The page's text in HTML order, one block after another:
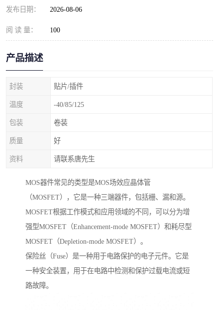
发布日期： 2026-08-06
阅 读 量： 100
产品描述
封装 贴片/插件
温度 -40/85/125
包装 卷装
质量 好
资料 请联系唐先生
MOS器件常见的类型是MOS场效应晶体管
（MOSFET），它是一种三端器件，包括栅、漏和源。
MOSFET根据工作模式和应用领域的不同，可以分为增
强型MOSFET（Enhancement-mode MOSFET）和耗尽型
MOSFET（Depletion-mode MOSFET）。
保险丝（Fuse）是一种用于电路保护的电子元件。它是
一种安全装置，用于在电路中检测和保护过载电流或短
路故障。